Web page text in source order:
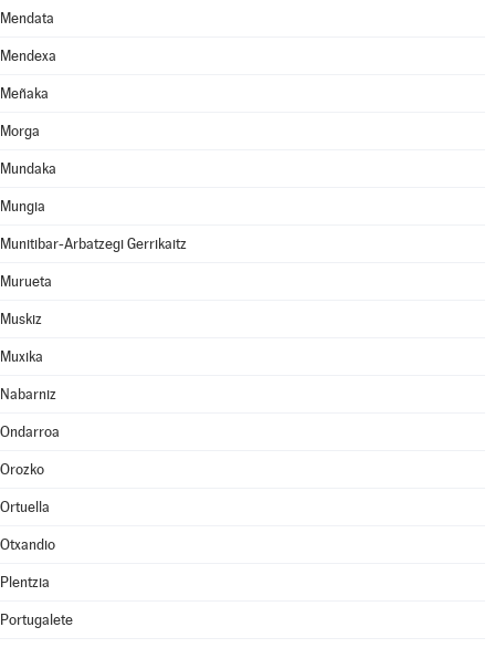
Mendata
Mendexa
Meñaka
Morga
Mundaka
Mungia
Munitibar-Arbatzegi Gerrikaitz
Murueta
Muskiz
Muxika
Nabarniz
Ondarroa
Orozko
Ortuella
Otxandio
Plentzia
Portugalete